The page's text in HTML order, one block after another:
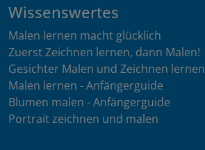
Wissenswertes
Malen lernen macht glücklich
Zuerst Zeichnen lernen, dann Malen!
Gesichter Malen und Zeichnen lernen
Malen lernen - Anfängerguide
Blumen malen - Anfängerguide
Portrait zeichnen und malen